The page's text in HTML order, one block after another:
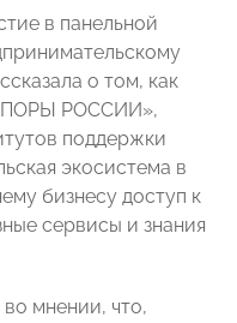
в панельной
о том, как
РОССИИ»,
поддержки
экосистема в
бизнесу доступ к
сервисы и знания
мнении, что,